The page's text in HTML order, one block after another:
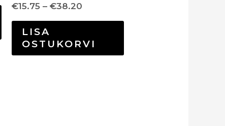
€15.75 – €38.20
LISA
OSTUKORVI